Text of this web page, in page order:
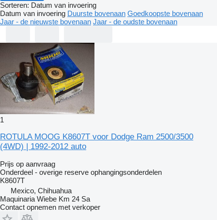
Sorteren: Datum van invoering
Datum van invoering Duurste bovenaan Goedkoopste bovenaan
Jaar - de nieuwste bovenaan Jaar - de oudste bovenaan
1
ROTULA MOOG K8607T voor Dodge Ram 2500/3500
(4WD) | 1992-2012 auto
Prijs op aanvraag
Onderdeel - overige reserve ophangingsonderdelen
K8607T
Mexico, Chihuahua
Maquinaria Wiebe Km 24 Sa
Contact opnemen met verkoper